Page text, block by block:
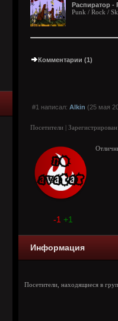
Распиратор -
Punk / Rock /
Комментарии (1)
#1 написал: Alkin (25 мая
Посетители |
-1 +1
Информация
Посетители, находящиеся в